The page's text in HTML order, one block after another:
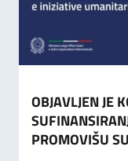
OBJAVLJEN JE
PROMOVIŠU